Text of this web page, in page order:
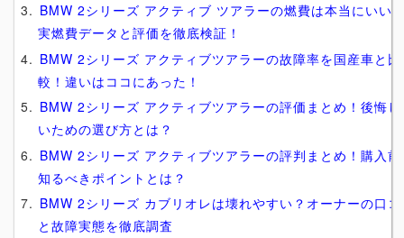
BMW 2シリーズ アクティブ ツアラーの燃費は本当にいい
実燃費データと評価を徹底検証！
BMW 2シリーズ アクティブツアラーの故障率を国産車と比
較！違いはココにあった！
BMW 2シリーズ アクティブツアラーの評価まとめ！後悔
いための選び方とは？
BMW 2シリーズ アクティブツアラーの評判まとめ！購入
知るべきポイントとは？
BMW 2シリーズ カブリオレは壊れやすい？オーナーの口
と故障実態を徹底調査